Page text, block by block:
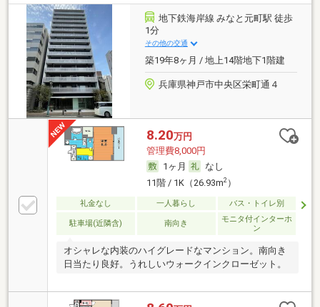
地下鉄海岸線 みなと元町駅 徒歩
1分
その他の交通
築19年8ヶ月 / 地上14階地下1階建
兵庫県神戸市中央区栄町通４
8.20万円
管理費8,000円
1ヶ月
なし
11階 / 1K（26.93m2）
礼金なし 一人暮らし バス・トイレ別
駐車場(近隣含) 南向き
モニタ付インターホ
ン
オシャレな内装のハイグレードなマンション。南向き
日当たり良好。うれしいウォークインクローゼット。